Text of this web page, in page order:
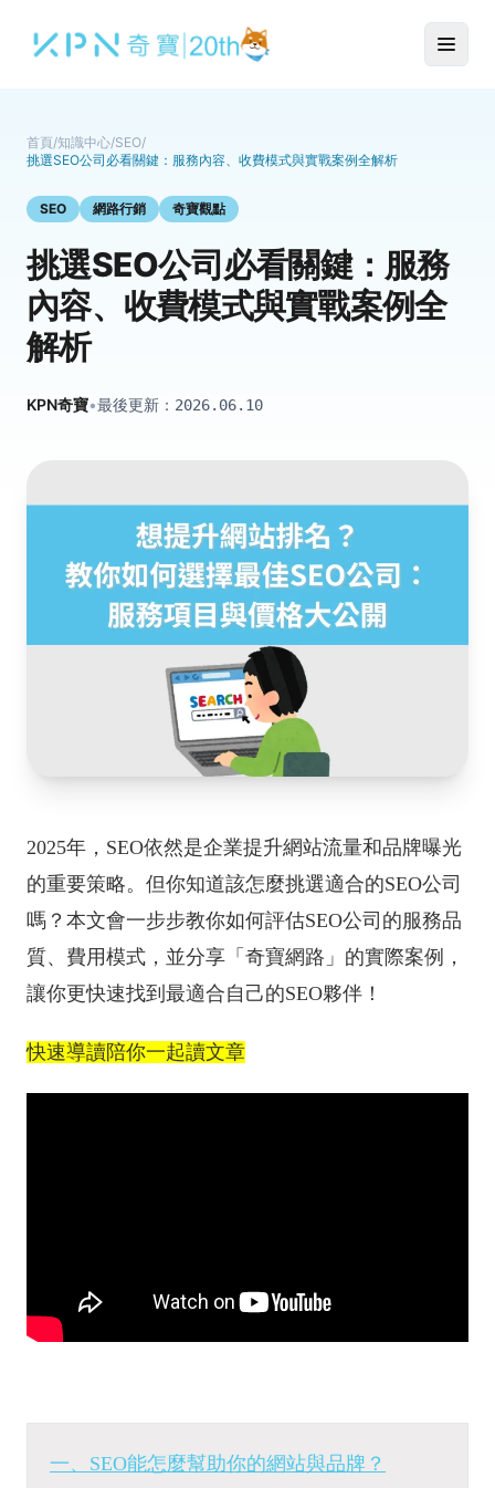
首頁/知識中心/SEO/
挑選SEO公司必看關鍵：服務內容、收費模式與實戰案例全解析
SEO 網路行銷 奇寶觀點
挑選SEO公司必看關鍵：服務
內容、收費模式與實戰案例全
解析
KPN奇寶•最後更新： 2026.06.10
2025年，SEO依然是企業提升網站流量和品牌曝光
的重要策略。但你知道該怎麼挑選適合的SEO公司
嗎？本文會一步步教你如何評估SEO公司的服務品
質、費用模式，並分享「奇寶網路」的實際案例，
讓你更快速找到最適合自己的SEO夥伴！
快速導讀陪你一起讀文章
一、SEO能怎麼幫助你的網站與品牌？